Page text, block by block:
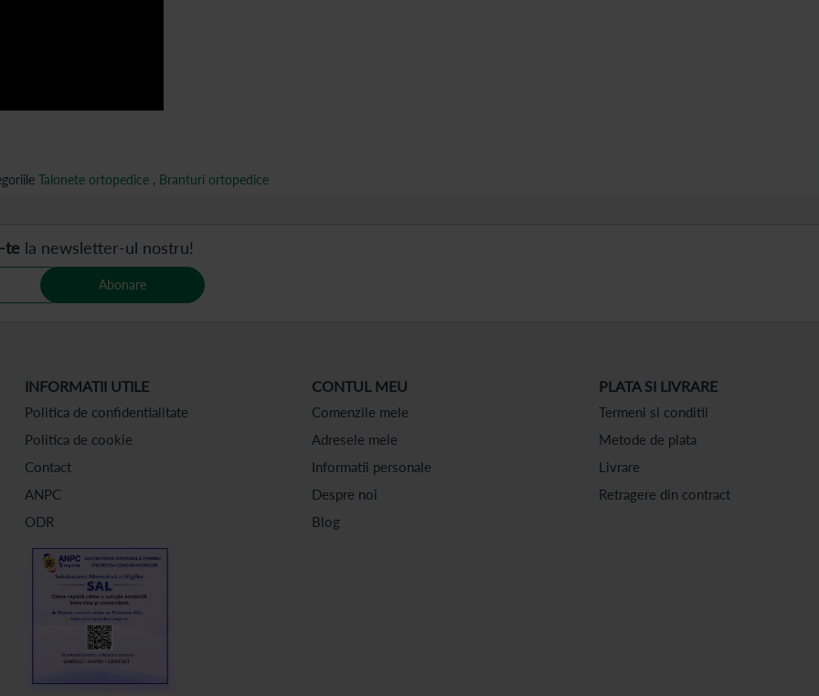
Talonete ortopedice , Branturi ortopedice
te la newsletter-ul nostru!
Abonare
INFORMATII UTILE
Politica de confidentialitate
Politica de cookie
Contact
ANPC
ODR
CONTUL MEU
Comenzile mele
Adresele mele
Informatii personale
Despre noi
Blog
PLATA SI LIVRARE
Termeni si conditii
Metode de plata
Livrare
Retragere din contract